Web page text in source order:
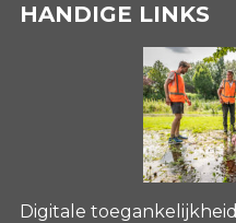
HANDIGE LINKS
Digitale toegankelijkheid